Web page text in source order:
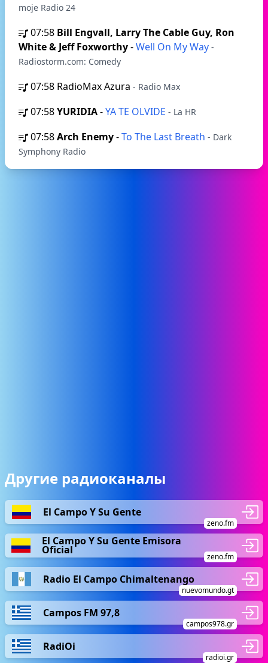
moje Radio 24
07:58 Bill Engvall, Larry The Cable Guy, Ron
White & Jeff Foxworthy-Well On My Way -
Radiostorm.com: Comedy
07:58 RadioMax Azura - Radio Max
07:58YURIDIA-YA TE OLVIDE - La HR
07:58Arch Enemy-To The Last Breath - Dark
Symphony Radio
Другие радиоканалы
El Campo Y Su Gente
zeno.fm
El Campo Y Su Gente Emisora
Oficial
zeno.fm
Radio El Campo Chimaltenango
nuevomundo.gt
Campos FM 97,8
campos978.gr
RadiOi
radioi.gr